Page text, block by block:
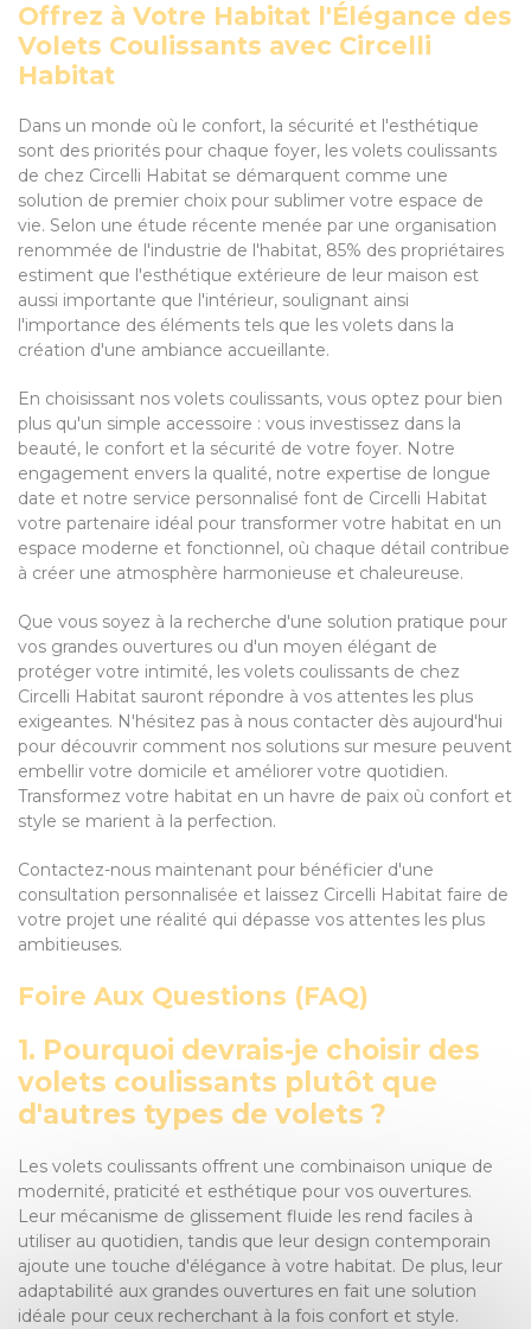
Offrez à Votre Habitat l'Élégance des
Volets Coulissants avec Circelli
Habitat
Dans un monde où le confort, la sécurité et l'esthétique
sont des priorités pour chaque foyer, les volets coulissants
de chez Circelli Habitat se démarquent comme une
solution de premier choix pour sublimer votre espace de
vie. Selon une étude récente menée par une organisation
renommée de l'industrie de l'habitat, 85% des propriétaires
estiment que l'esthétique extérieure de leur maison est
aussi importante que l'intérieur, soulignant ainsi
l'importance des éléments tels que les volets dans la
création d'une ambiance accueillante.
En choisissant nos volets coulissants, vous optez pour bien
plus qu'un simple accessoire : vous investissez dans la
beauté, le confort et la sécurité de votre foyer. Notre
engagement envers la qualité, notre expertise de longue
date et notre service personnalisé font de Circelli Habitat
votre partenaire idéal pour transformer votre habitat en un
espace moderne et fonctionnel, où chaque détail contribue
à créer une atmosphère harmonieuse et chaleureuse.
Que vous soyez à la recherche d'une solution pratique pour
vos grandes ouvertures ou d'un moyen élégant de
protéger votre intimité, les volets coulissants de chez
Circelli Habitat sauront répondre à vos attentes les plus
exigeantes. N'hésitez pas à nous contacter dès aujourd'hui
pour découvrir comment nos solutions sur mesure peuvent
embellir votre domicile et améliorer votre quotidien.
Transformez votre habitat en un havre de paix où confort et
style se marient à la perfection.
Contactez-nous maintenant pour bénéficier d'une
consultation personnalisée et laissez Circelli Habitat faire de
votre projet une réalité qui dépasse vos attentes les plus
ambitieuses.
Foire Aux Questions (FAQ)
1. Pourquoi devrais-je choisir des
volets coulissants plutôt que
d'autres types de volets ?
Les volets coulissants offrent une combinaison unique de
modernité, praticité et esthétique pour vos ouvertures.
Leur mécanisme de glissement fluide les rend faciles à
utiliser au quotidien, tandis que leur design contemporain
ajoute une touche d'élégance à votre habitat. De plus, leur
adaptabilité aux grandes ouvertures en fait une solution
idéale pour ceux recherchant à la fois confort et style.